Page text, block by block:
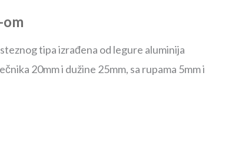
om
tipa izrađena od legure aluminija
20mm i dužine 25mm, sa rupama 5mm i